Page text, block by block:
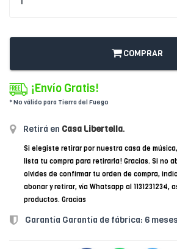
COMPRAR
¡Envío Gratis!
* No válido para Tierra del Fuego
Retirá en Casa Libertella.
Si elegiste retirar por nuestra casa de
lista tu compra para retirarla! Gracias. Si no
olvides de confirmar tu orden de compra,
abonar y retirar, vía Whatsapp al 1131231234,
productos. Gracias
Garantía Garantía de fábrica: 6 meses